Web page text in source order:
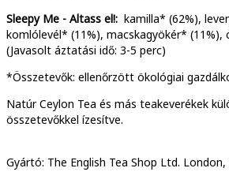
Sleepy Me - Altass el!: kamilla* (62%),
komlólevél* (11%), macskagyökér* (11%),
(Javasolt áztatási idő: 3-5 perc)
*Összetevők: ellenőrzött ökológiai
Natúr Ceylon Tea és más teakeverékek
összetevőkkel ízesítve.
Gyártó: The English Tea Shop Ltd. London,